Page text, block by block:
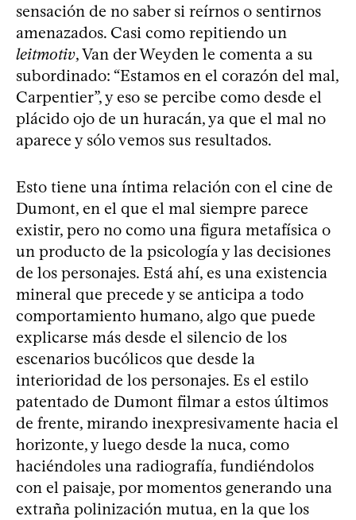
sensación de no saber si reírnos o sentirnos
amenazados. Casi como repitiendo un
leitmotiv, Van der Weyden le comenta a su
subordinado: “Estamos en el corazón del mal,
Carpentier”, y eso se percibe como desde el
plácido ojo de un huracán, ya que el mal no
aparece y sólo vemos sus resultados.
Esto tiene una íntima relación con el cine de
Dumont, en el que el mal siempre parece
existir, pero no como una figura metafísica o
un producto de la psicología y las decisiones
de los personajes. Está ahí, es una existencia
mineral que precede y se anticipa a todo
comportamiento humano, algo que puede
explicarse más desde el silencio de los
escenarios bucólicos que desde la
interioridad de los personajes. Es el estilo
patentado de Dumont filmar a estos últimos
de frente, mirando inexpresivamente hacia el
horizonte, y luego desde la nuca, como
haciéndoles una radiografía, fundiéndolos
con el paisaje, por momentos generando una
extraña polinización mutua, en la que los